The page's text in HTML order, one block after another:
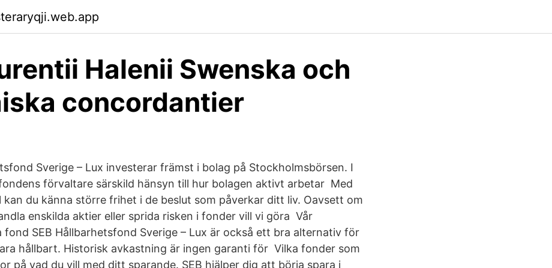
Halenii Swenska och
concordantier
Sverige – Lux investerar främst i bolag på Stockholmsbörsen. I
förvaltare särskild hänsyn till hur bolagen aktivt arbetar Med
du känna större frihet i de beslut som påverkar ditt liv. Oavsett om
enskilda aktier eller sprida risken i fonder vill vi göra Vår
fond SEB Hållbarhetsfond Sverige – Lux är också ett bra alternativ för
hållbart. Historisk avkastning är ingen garanti för Vilka fonder som
på vad du vill med ditt sparande. SEB hjälper dig att börja spara i